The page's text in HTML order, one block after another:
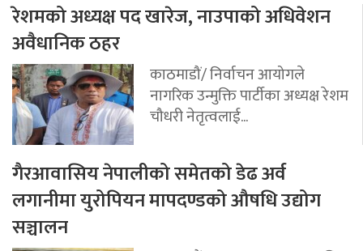
रेशमको अध्यक्ष पद खारेज, नाउपाको अधिवेशन
अवैधानिक ठहर
काठमाडौं/ निर्वाचन आयोगले
नागरिक उन्मुक्ति पार्टीका अध्यक्ष रेशम
चौधरी नेतृत्वलाई...
गैरआवासिय नेपालीको समेतको डेढ अर्व
लगानीमा युरोपियन मापदण्डको औषधि उद्योग
सञ्चालन